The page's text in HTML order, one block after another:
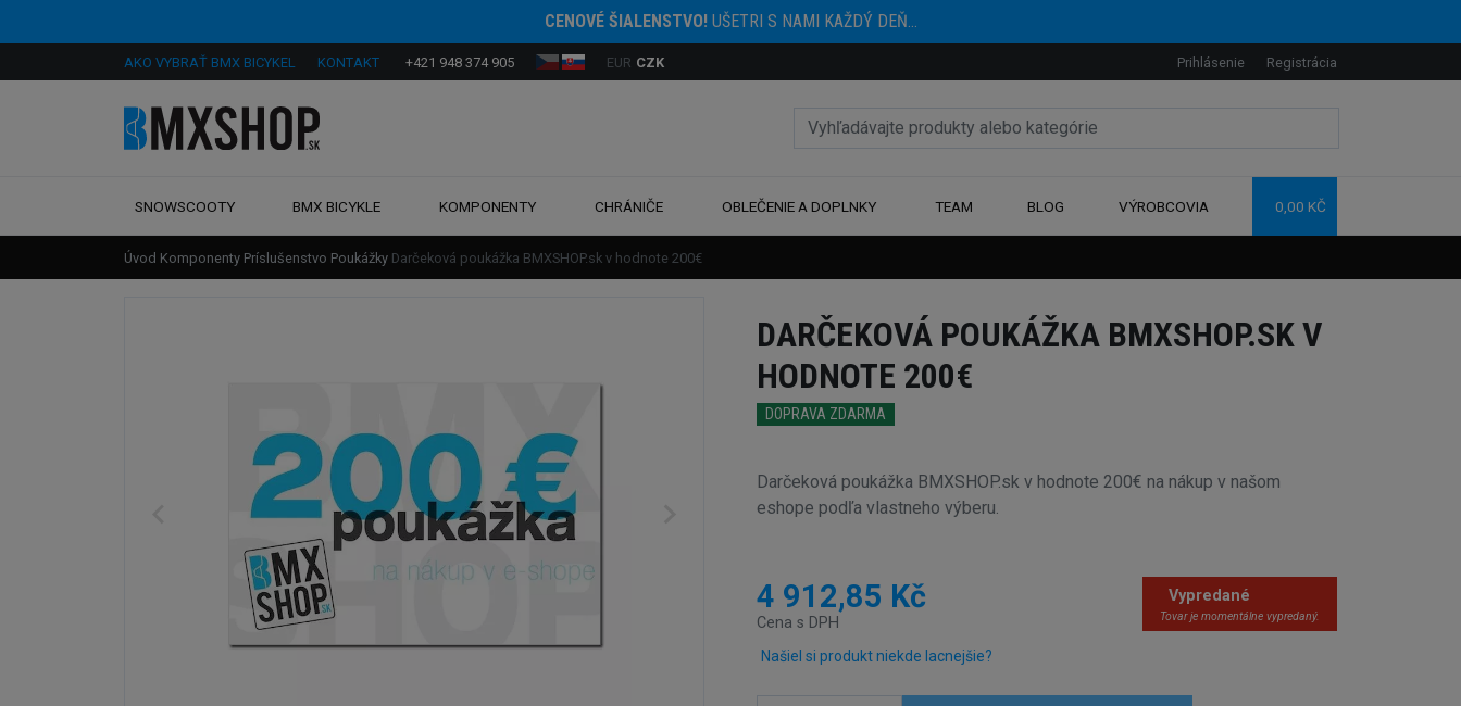
CENOVÉ ŠIALENSTVO!UŠETRI S NAMI KAŽDÝ DEŇ...
AKO VYBRAŤ BMX BICYKEL KONTAKT +421 948 374 905 EUR CZK Prihlásenie Registrácia
SNOWSCOOTY BMX BICYKLE KOMPONENTY CHRÁNIČE OBLEČENIE A DOPLNKY TEAM BLOG VÝROBCOVIA 0,00 KČ
Úvod Komponenty Príslušenstvo Poukážky Darčeková poukážka BMXSHOP.sk v hodnote 200€
DARČEKOVÁ POUKÁŽKA BMXSHOP.SK V
HODNOTE 200€
DOPRAVA ZDARMA
Darčeková poukážka BMXSHOP.sk v hodnote 200€ na nákup v našom
eshope podľa vlastneho výberu.
4 912,85 Kč
Cena s DPH
Vypredané
Tovar je momentálne vypredaný.
Našiel si produkt niekde lacnejšie?